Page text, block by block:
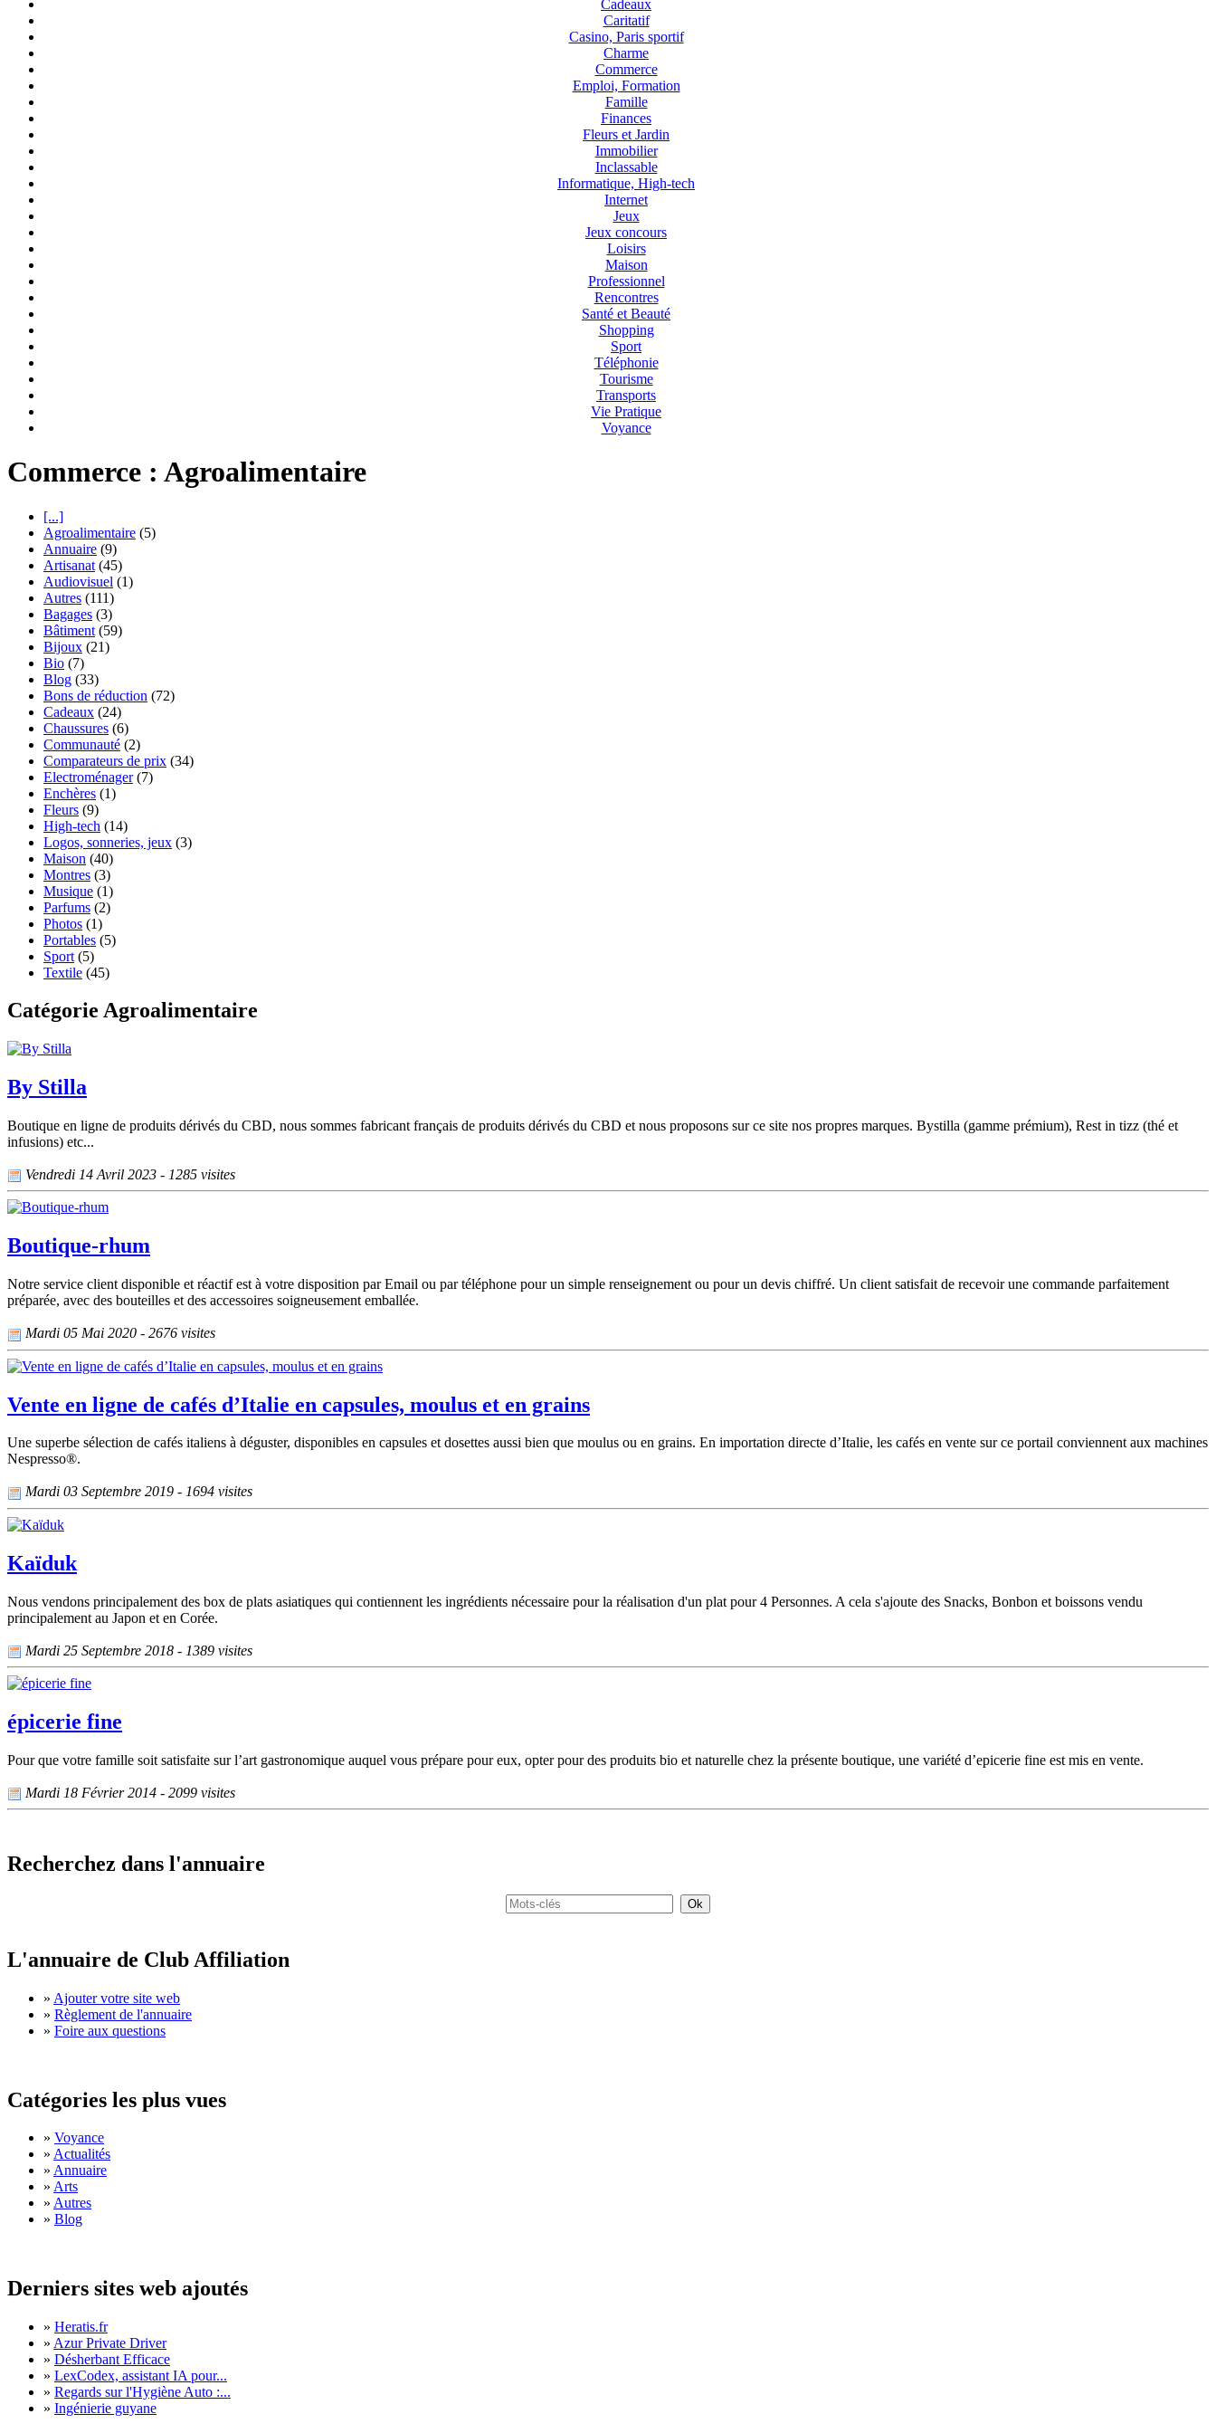
Cadeaux
Caritatif
Casino, Paris sportif
Charme
Commerce
Emploi, Formation
Famille
Finances
Fleurs et Jardin
Immobilier
Inclassable
Informatique, High-tech
Internet
Jeux
Jeux concours
Loisirs
Maison
Professionnel
Rencontres
Santé et Beauté
Shopping
Sport
Téléphonie
Tourisme
Transports
Vie Pratique
Voyance
Commerce : Agroalimentaire
[...]
Agroalimentaire (5)
Annuaire (9)
Artisanat (45)
Audiovisuel (1)
Autres (111)
Bagages (3)
Bâtiment (59)
Bijoux (21)
Bio (7)
Blog (33)
Bons de réduction (72)
Cadeaux (24)
Chaussures (6)
Communauté (2)
Comparateurs de prix (34)
Electroménager(7)
Enchères (1)
Fleurs (9)
High-tech (14)
Logos, sonneries, jeux (3)
Maison (40)
Montres (3)
Musique (1)
Parfums (2)
Photos (1)
Portables (5)
Sport (5)
Textile (45)
Catégorie Agroalimentaire
By Stilla
Boutique en ligne de produits dérivés du CBD, nous sommes fabricant français de produits dérivés du CBD et nous proposons sur ce site nos propres marques. Bystilla (gamme prémium), Rest in tizz (thé et
infusions) etc...
Vendredi 14 Avril 2023 - 1285 visites
Boutique-rhum
Notre service client disponible et réactif est à votre disposition par Email ou par téléphone pour un simple renseignement ou pour un devis chiffré. Un client satisfait de recevoir une commande parfaitement
préparée, avec des bouteilles et des accessoires soigneusement emballée.
Mardi 05 Mai 2020 - 2676 visites
Vente en ligne de cafés d’Italie en capsules, moulus et en grains
Une superbe sélection de cafés italiens à déguster, disponibles en capsules et dosettes aussi bien que moulus ou en grains. En importation directe d’Italie, les cafés en vente sur ce portail conviennent aux machines
Nespresso®.
Mardi 03 Septembre 2019 - 1694 visites
Kaïduk
Nous vendons principalement des box de plats asiatiques qui contiennent les ingrédients nécessaire pour la réalisation d'un plat pour 4 Personnes. A cela s'ajoute des Snacks, Bonbon et boissons vendu
principalement au Japon et en Corée.
Mardi 25 Septembre 2018 - 1389 visites
épicerie fine
Pour que votre famille soit satisfaite sur l’art gastronomique auquel vous prépare pour eux, opter pour des produits bio et naturelle chez la présente boutique, une variété d’epicerie fine est mis en vente.
Mardi 18 Février 2014 - 2099 visites
Recherchez dans l'annuaire
L'annuaire de Club Affiliation
» Ajouter votre site web
» Règlement de l'annuaire
» Foire aux questions
Catégories les plus vues
» Voyance
» Actualités
» Annuaire
» Arts
» Autres
» Blog
Derniers sites web ajoutés
» Heratis.fr
» Azur Private Driver
» Désherbant Efficace
» LexCodex, assistant IA pour...
» Regards sur l'Hygiène Auto :...
» Ingénierie guyane